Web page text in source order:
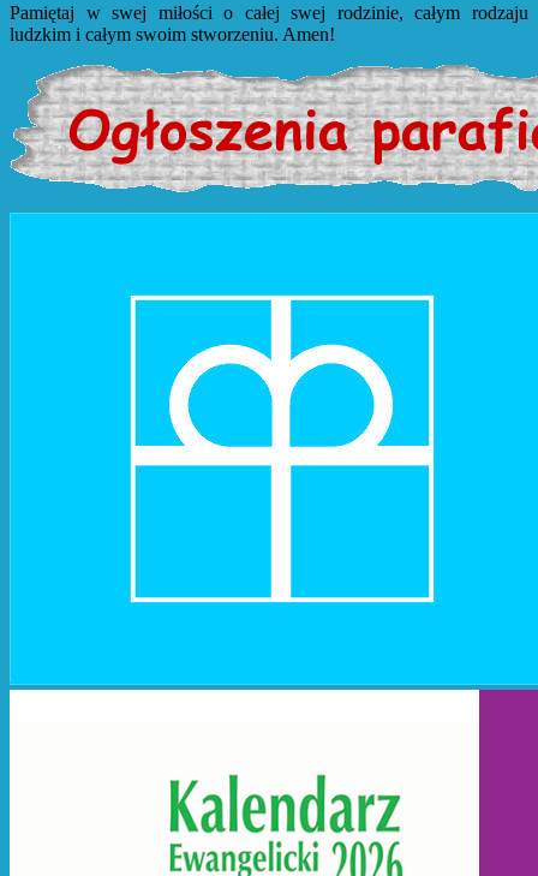
Pamiętaj w swej miłości o całej swej rodzinie, całym rodzaju
ludzkim i całym swoim stworzeniu. Amen!